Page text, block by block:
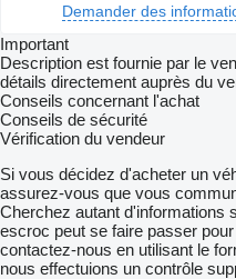
Demander des
Important
Description est fournie par le
détails directement auprès du
Conseils concernant l'achat
Conseils de sécurité
Vérification du vendeur
Si vous décidez d'acheter un
assurez-vous que vous
Cherchez autant d'informations
escroc peut se faire passer
contactez-nous en utilisant le
nous effectuions un contrôle